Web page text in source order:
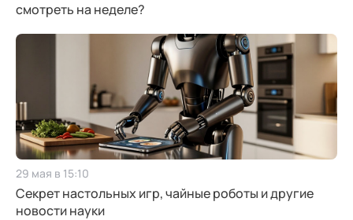
смотреть на неделе?
29 мая в 15:10
Секрет настольных игр, чайные роботы и другие
новости науки